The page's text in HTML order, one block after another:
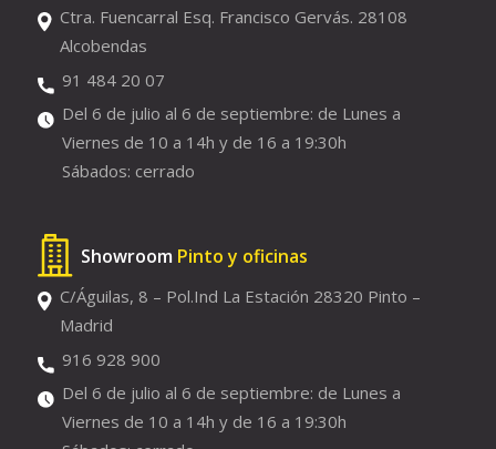
Ctra. Fuencarral Esq. Francisco Gervás. 28108
Alcobendas
91 484 20 07
Del 6 de julio al 6 de septiembre: de Lunes a
Viernes de 10 a 14h y de 16 a 19:30h
Sábados: cerrado
Showroom Pinto y oficinas
C/Águilas, 8 – Pol.Ind La Estación 28320 Pinto –
Madrid
916 928 900
Del 6 de julio al 6 de septiembre: de Lunes a
Viernes de 10 a 14h y de 16 a 19:30h